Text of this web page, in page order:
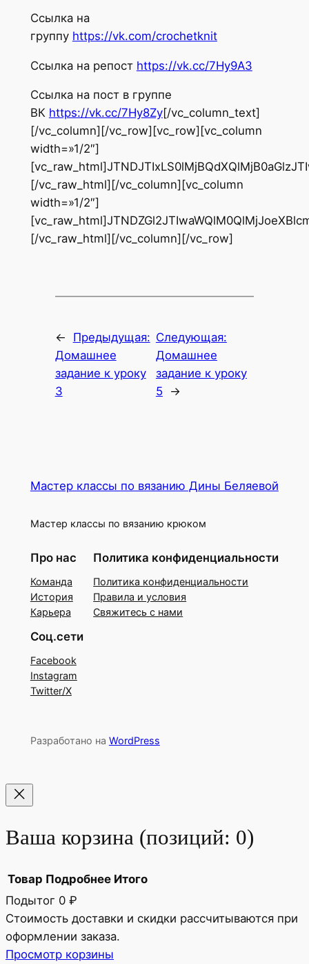
Ссылка на
группу https://vk.com/crochetknit
Ссылка на репост https://vk.cc/7Hy9A3
Ссылка на пост в группе
ВК https://vk.cc/7Hy8Zy[/vc_column_text]
[/vc_column][/vc_row][vc_row][vc_column
width=»1/2″]
[/vc_raw_html][/vc_column][vc_column
width=»1/2″]
[/vc_raw_html][/vc_column][/vc_row]
←
Предыдущая:
Домашнее
задание к уроку
3
Следующая:
Домашнее
задание к уроку
5
→
Мастер классы по вязанию Дины Беляевой
Мастер классы по вязанию крюком
Про нас
Команда
История
Карьера
Политика конфиденциальности
Политика конфиденциальности
Правила и условия
Свяжитесь с нами
Соц.сети
Facebook
Instagram
Twitter/X
Разработано на WordPress
Ваша корзина (позиций: 0)
Товары
в
Товар Подробнее Итого
Подытог 0 ₽
Стоимость доставки и скидки рассчитываются при
оформлении заказа.
Просмотр корзины